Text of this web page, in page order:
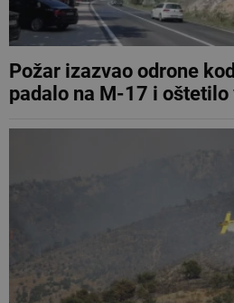
Požar izazvao odrone
padalo na M-17 i oštetilo